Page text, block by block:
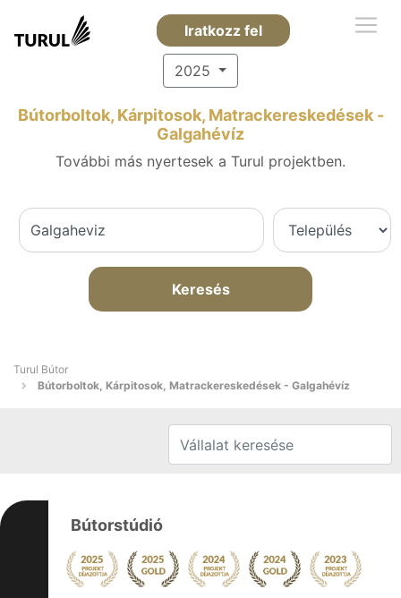
Iratkozz fel
2025
Bútorboltok, Kárpitosok, Matrackereskedések -
Galgahévíz
További más nyertesek a Turul projektben.
Keresés
Turul Bútor
Bútorboltok, Kárpitosok, Matrackereskedések - Galgahévíz
Bútorstúdió